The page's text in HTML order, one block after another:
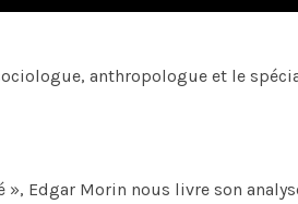
anthropologue et le
», Edgar Morin nous livre son